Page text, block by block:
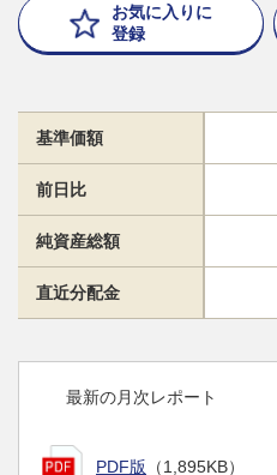
お気に入りに
登録
基準価額
前日比
純資産総額
直近分配金
最新の月次レポート
PDF版 （1,895KB）